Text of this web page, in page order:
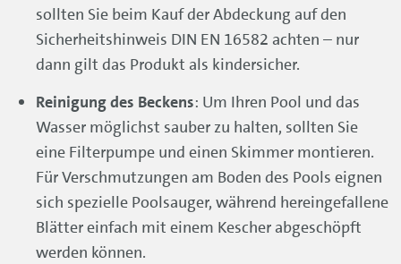
sollten Sie beim Kauf der Abdeckung auf den
Sicherheitshinweis DIN EN 16582 achten – nur
dann gilt das Produkt als kindersicher.
Reinigung des Beckens: Um Ihren Pool und das
Wasser möglichst sauber zu halten, sollten Sie
eine Filterpumpe und einen Skimmer montieren.
Für Verschmutzungen am Boden des Pools eignen
sich spezielle Poolsauger, während hereingefallene
Blätter einfach mit einem Kescher abgeschöpft
werden können.